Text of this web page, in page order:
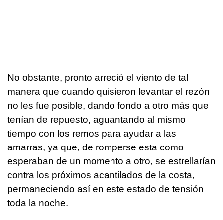
No obstante, pronto arreció el viento de tal
manera que cuando quisieron levantar el rezón
no les fue posible, dando fondo a otro más que
tenían de repuesto, aguantando al mismo
tiempo con los remos para ayudar a las
amarras, ya que, de romperse esta como
esperaban de un momento a otro, se estrellarían
contra los próximos acantilados de la costa,
permaneciendo así en este estado de tensión
toda la noche.